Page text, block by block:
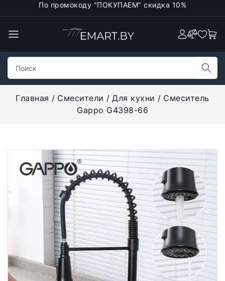
По промокоду "ПОКУПАЕМ" скидка 10%
Главная Смесители Для кухни
Смеситель
Gappo G4398-66